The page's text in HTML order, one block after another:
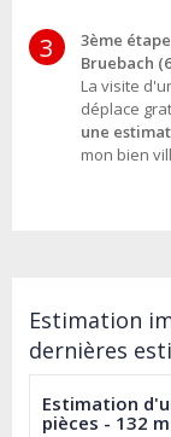
3
3ème
Bruebach
La visite
déplace
une
mon bien
Estimation
dernières
Estimation
pièces - 132 m